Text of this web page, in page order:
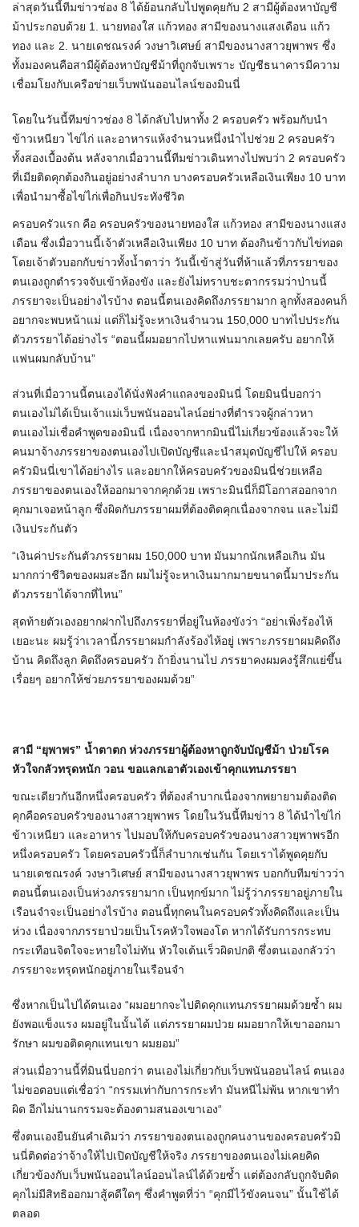
ล่าสุดวันนี้ทีมข่าวช่อง 8 ได้ย้อนกลับไปพูดคุยกับ 2 สามีผู้ต้องหาบัญชี
ม้าประกอบด้วย 1. นายทองใส แก้วทอง สามีของนางแสงเดือน แก้ว
ทอง และ 2. นายเดชณรงค์ วงษาวิเศษย์ สามีของนางสาวยุพาพร ซึ่ง
ทั้งมองคนคือสามีผู้ต้องหาบัญชีม้าที่ถูกจับเพราะ บัญชีธนาคารมีความ
เชื่อมโยงกับเครือข่ายเว็บพนันออนไลน์ของมินนี่
โดยในวันนี้ทีมข่าวช่อง 8 ได้กลับไปหาทั้ง 2 ครอบครัว พร้อมกับนำ
ข้าวเหนียว ไข่ไก่ และอาหารแห้งจำนวนหนึ่งนำไปช่วย 2 ครอบครัว
ทั้งสองเบื้องต้น หลังจากเมื่อวานนี้ทีมข่าวเดินทางไปพบว่า 2 ครอบครัว
ที่เมียติดคุกต้องกินอยู่อย่างลำบาก บางครอบครัวเหลือเงินเพียง 10 บาท
เพื่อนำมาซื้อไข่ไก่เพื่อกินประทังชีวิต
ครอบครัวแรก คือ ครอบครัวของนายทองใส แก้วทอง สามีของนางแสง
เดือน ซึ่งเมื่อวานนี้เจ้าตัวเหลือเงินเพียง 10 บาท ต้องกินข้าวกับไข่ทอด
โดยเจ้าตัวบอกกับข่าวทั้งน้ำตาว่า วันนี้เข้าสู่วันที่ห้าแล้วที่ภรรยาของ
ตนเองถูกตำรวจจับเข้าห้องขัง และยังไม่ทราบชะตากรรมว่าป่านนี้
ภรรยาจะเป็นอย่างไรบ้าง ตอนนี้ตนเองคิดถึงภรรยามาก ลูกทั้งสองคนก็
อยากจะพบหน้าแม่ แต่ก็ไม่รู้จะหาเงินจำนวน 150,000 บาทไปประกัน
ตัวภรรยาได้อย่างไร “ตอนนี้ผมอยากไปหาแฟนมากเลยครับ อยากให้
แฟนผมกลับบ้าน”
ส่วนที่เมื่อวานนี้ตนเองได้นั่งฟังคำแถลงของมินนี่ โดยมินนี่บอกว่า
ตนเองไม่ได้เป็นเจ้าแม่เว็บพนันออนไลน์อย่างที่ตำรวจผู้กล่าวหา
ตนเองไม่เชื่อคำพูดของมินนี่ เนื่องจากหากมินนี่ไม่เกี่ยวข้องแล้วจะให้
คนมาจ้างภรรยาของตนเองไปเปิดบัญชีและนำสมุดบัญชีไปให้ ครอบ
ครัวมินนี่เขาได้อย่างไร และอยากให้ครอบครัวของมินนี่ช่วยเหลือ
ภรรยาของตนเองให้ออกมาจากคุกด้วย เพราะมินนี่ก็มีโอกาสออกจาก
คุกมาเจอหน้าลูก ซึ่งผิดกับภรรยาผมที่ต้องติดคุกเนื่องจากจน และไม่มี
เงินประกันตัว
“เงินค่าประกันตัวภรรยาผม 150,000 บาท มันมากนักเหลือเกิน มัน
มากกว่าชีวิตของผมสะอีก ผมไม่รู้จะหาเงินมากมายขนาดนี้มาประกัน
ตัวภรรยาได้จากที่ไหน”
สุดท้ายตัวเองอยากฝากไปถึงภรรยาที่อยู่ในห้องขังว่า “อย่าเพิ่งร้องไห้
เยอะนะ ผมรู้ว่าเวลานี้ภรรยาผมกำลังร้องไห้อยู่ เพราะภรรยาผมคิดถึง
บ้าน คิดถึงลูก คิดถึงครอบครัว ถ้ายิ่งนานไป ภรรยาคงผมคงรู้สึกแย่ขึ้น
เรื่อยๆ อยากให้ช่วยภรรยาของผมด้วย”
สามี “ยุพาพร” น้ำตาตก ห่วงภรรยาผู้ต้องหาถูกจับบัญชีม้า ป่วยโรค
หัวใจกลัวทรุดหนัก วอน ขอแลกเอาตัวเองเข้าคุกแทนภรรยา
ขณะเดียวกันอีกหนึ่งครอบครัว ที่ต้องลำบากเนื่องจากพยายามต้องติด
คุกคือครอบครัวของนางสาวยุพาพร โดยในวันนี้ทีมข่าว 8 ได้นำไข่ไก่
ข้าวเหนียว และอาหาร ไปมอบให้กับครอบครัวของนางสาวยุพาพรอีก
หนึ่งครอบครัว โดยครอบครัวนี้ก็ลำบากเช่นกัน โดยเราได้พูดคุยกับ
นายเดชณรงค์ วงษาวิเศษย์ สามีของนางสาวยุพาพร บอกกับทีมข่าวว่า
ตอนนี้ตนเองเป็นห่วงภรรยามาก เป็นทุกข์มาก ไม่รู้ว่าภรรยาอยู่ภายใน
เรือนจำจะเป็นอย่างไรบ้าง ตอนนี้ทุกคนในครอบครัวทั้งคิดถึงและเป็น
ห่วง เนื่องจากภรรยาป่วยเป็นโรคหัวใจพองโต หากได้รับการกระทบ
กระเทือนจิตใจจะหายใจไม่ทัน หัวใจเต้นเร็วผิดปกติ ซึ่งตนเองกลัวว่า
ภรรยาจะทรุดหนักอยู่ภายในเรือนจำ
ซึ่งหากเป็นไปได้ตนเอง “ผมอยากจะไปติดคุกแทนภรรยาผมด้วยซ้ำ ผม
ยังพอแข็งแรง ผมอยู่ในนั้นได้ แต่ภรรยาผมป่วย ผมอยากให้เขาออกมา
รักษา ผมขอติดคุกแทนเขา ผมยอม”
ส่วนเมื่อวานนี้ที่มินนี่บอกว่า ตนเองไม่เกี่ยวกับเว็บพนันออนไลน์ ตนเอง
ไม่ขอตอบแต่เชื่อว่า “กรรมเท่ากับการกระทำ มันหนีไม่พ้น หากเขาทำ
ผิด อีกไม่นานกรรมจะต้องตามสนองเขาเอง“
ซึ่งตนเองยืนยันคำเดิมว่า ภรรยาของตนเองถูกคนงานของครอบครัวมิ
นนี่ติดต่อว่าจ้างให้ไปเปิดบัญชีให้จริง ภรรยาของตนเองไม่เคยคิด
เกี่ยวข้องกับเว็บพนันออนไลน์ออนไลน์ได้ด้วยซ้ำ แต่ต้องกลับถูกจับติด
คุกไม่มีสิทธิออกมาสู้คดีใดๆ ซึ่งคำพูดที่ว่า “คุกมีไว้ขังคนจน” นั้นใช้ได้
ตลอด